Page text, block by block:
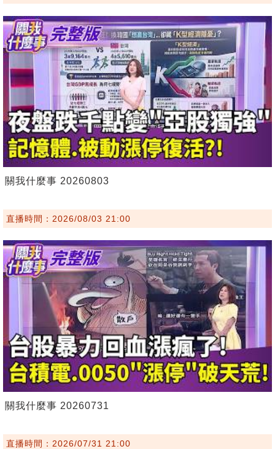
關我什麼事 20260803
直播時間：2026/08/03 21:00
關我什麼事 20260731
直播時間：2026/07/31 21:00